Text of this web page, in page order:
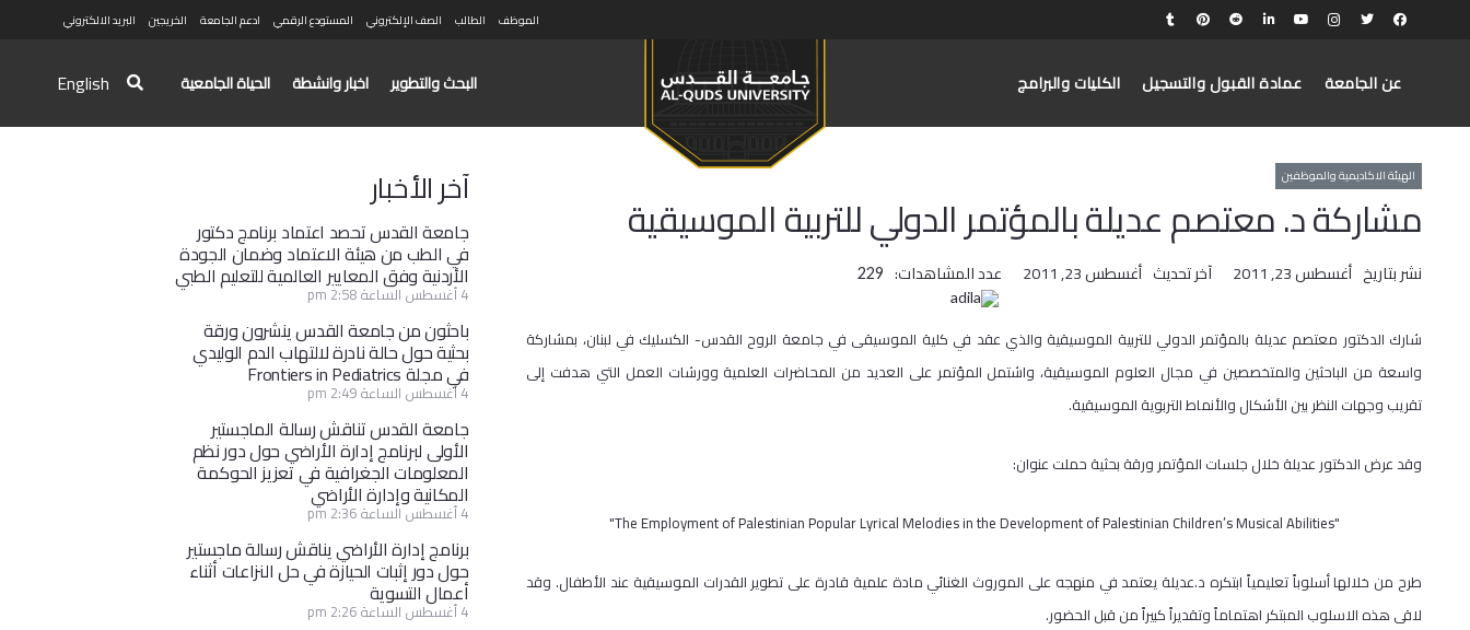
الموظف الطالب الصف الإلكتروني المستودع الرقمي ادعم الجامعة الخريجين البريد الالكتروني
عن الجامعة عمادة القبول والتسجيل الكليات والبرامج البحث والتطوير اخبار وانشطة الحياة الجامعية English
الهيئة الاكاديمية والموظفين
مشاركة د. معتصم عديلة بالمؤتمر الدولي للتربية الموسيقية
نشر بتاريخ أغسطس 23, 2011 آخر تحديث أغسطس 23, 2011 عدد المشاهدات: 229
شارك الدكتور معتصم عديلة بالمؤتمر الدولي للتربية الموسيقية والذي عقد في كلية الموسيقى في جامعة الروح القدس- الكسليك في لبنان، بمشاركة
واسعة من الباحثين والمتخصصين في مجال العلوم الموسيقية، واشتمل المؤتمر على العديد من المحاضرات العلمية وورشات العمل التي هدفت إلى
تقريب وجهات النظر بين الأشكال والأنماط التربوية الموسيقية.
وقد عرض الدكتور عديلة خلال جلسات المؤتمر ورقة بحثية حملت عنوان:
"The Employment of Palestinian Popular Lyrical Melodies in the Development of Palestinian Children’s Musical Abilities"
طرح من خلالها أسلوباً تعليمياً ابتكره د.عديلة يعتمد في منهجه على الموروث الغنائي مادة علمية قادرة على تطوير القدرات الموسيقية عند الأطفال. وقد
لاقى هذه الاسلوب المبتكر اهتماماً وتقديراً كبيراً من قبل الحضور.
آخر الأخبار
جامعة القدس تحصد اعتماد برنامج دكتور
في الطب من هيئة الاعتماد وضمان الجودة
الأردنية وفق المعايير العالمية للتعليم الطبي
4 أغسطس الساعة 2:58 pm
باحثون من جامعة القدس ينشرون ورقة
بحثية حول حالة نادرة لالتهاب الدم الوليدي
في مجلة Frontiers in Pediatrics
4 أغسطس الساعة 2:49 pm
جامعة القدس تناقش رسالة الماجستير
الأولى لبرنامج إدارة الأراضي حول دور نظم
المعلومات الجغرافية في تعزيز الحوكمة
المكانية وإدارة الأراضي
4 أغسطس الساعة 2:36 pm
برنامج إدارة الأراضي يناقش رسالة ماجستير
حول دور إثبات الحيازة في حل النزاعات أثناء
أعمال التسوية
4 أغسطس الساعة 2:26 pm